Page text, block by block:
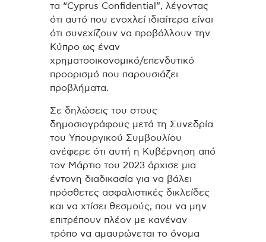
τα “Cyprus Confidential”, λέγοντας
ότι αυτό που ενοχλεί ιδιαίτερα είναι
ότι συνεχίζουν να προβάλλουν την
Κύπρο ως έναν
χρηματοοικονομικό/επενδυτικό
προορισμό που παρουσιάζει
προβλήματα.
Σε δηλώσεις του στους
δημοσιογράφους μετά τη Συνεδρία
του Υπουργικού Συμβουλίου
ανέφερε ότι αυτή η Κυβέρνηση από
τον Μάρτιο του 2023 άρχισε μια
έντονη διαδικασία για να βάλει
πρόσθετες ασφαλιστικές δικλείδες
και να χτίσει θεσμούς, που να μην
επιτρέπουν πλέον με κανέναν
τρόπο να αμαυρώνεται το όνομα